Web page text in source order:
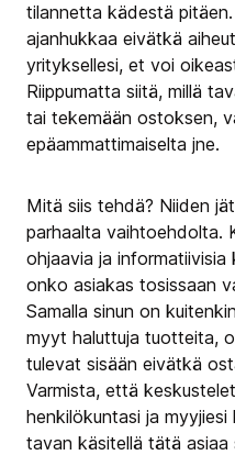
tilannetta kädestä
ajanhukkaa eivätkä
yrityksellesi, et voi
Riippumatta siitä, millä
tai tekemään ostoksen,
epäammattimaiselta jne.
Mitä siis tehdä? Niiden
parhaalta vaihtoehdolta.
ohjaavia ja
onko asiakas tosissaan
Samalla sinun on
myyt haluttuja tuotteita,
tulevat sisään eivätkä
Varmista, että
henkilökuntasi ja
tavan käsitellä tätä asiaa